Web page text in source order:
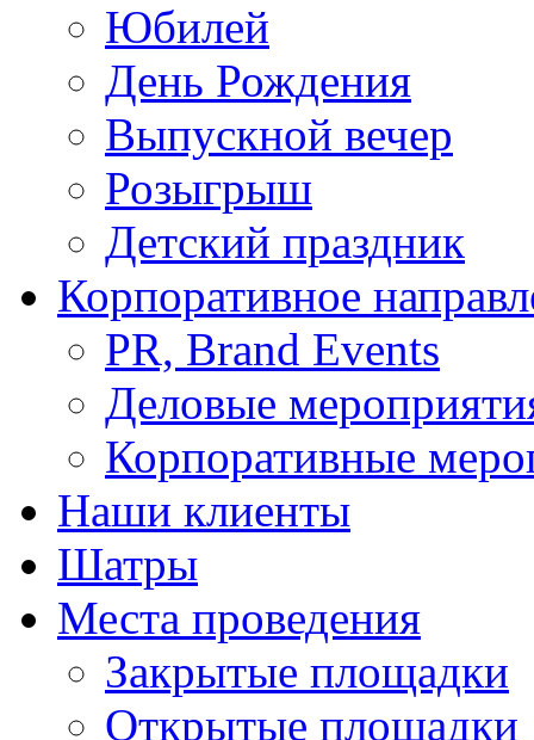
Юбилей
День Рождения
Выпускной вечер
Розыгрыш
Детский праздник
Корпоративное
PR, Brand Events
Деловые
Корпоративные
Наши клиенты
Шатры
Места проведения
Закрытые площадки
Открытые площадки